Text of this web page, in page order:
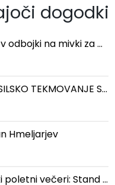
dogodki
Turnir v odbojki na mivki za pokal hmeljske kobule
12. GASILSKO TEKMOVANJE STARIH ROČNIH IN MOTORNIH BRIZGALN
Hmeljarjev
Grajski poletni večeri: Stand up večer na Gradu Žovnek